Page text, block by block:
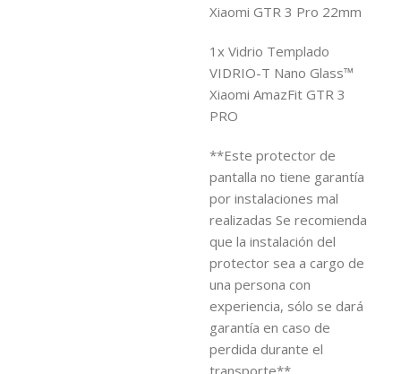
Xiaomi GTR 3 Pro 22mm
1x Vidrio Templado
VIDRIO-T Nano Glass™
Xiaomi AmazFit GTR 3
PRO
**Este protector de
pantalla no tiene garantía
por instalaciones mal
realizadas Se recomienda
que la instalación del
protector sea a cargo de
una persona con
experiencia, sólo se dará
garantía en caso de
perdida durante el
transporte**